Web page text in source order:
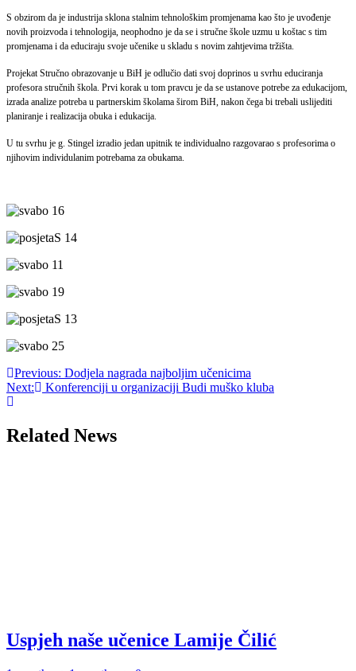
S obzirom da je industrija sklona stalnim tehnološkim promjenama kao što je uvođenje
novih proizvoda i tehnologija, neophodno je da se i stručne škole uzmu u koštac s tim
promjenama i da educiraju svoje učenike u skladu s novim zahtjevima tržišta.
Projekat Stručno obrazovanje u BiH je odlučio dati svoj doprinos u svrhu educiranja
profesora stručnih škola. Prvi korak u tom pravcu je da se ustanove potrebe za edukacijom,
izrada analize potreba u partnerskim školama širom BiH, nakon čega bi trebali uslijediti
planiranje i realizacija obuka i edukacija.
U tu svrhu je g. Stingel izradio jedan upitnik te individualno razgovarao s profesorima o
njihovim individulanim potrebama za obukama.
Post
navigation
Previous: Dodjela nagrada najboljim učenicima
Next:
Konferenciji u organizaciji Budi muško kluba
Related News
Uspjeh naše učenice Lamije Čilić